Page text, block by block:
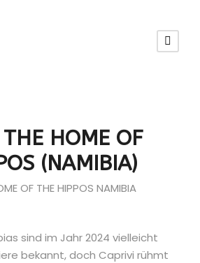
HOME OF
(NAMIBIA)
sind im Jahr 2024 vielleicht
bekannt, doch Caprivi rühmt